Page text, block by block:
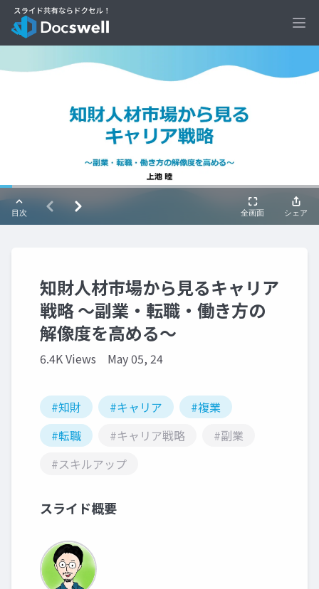
知財人材市場から見るキャリア
戦略 ～副業・転職・働き方の
解像度を高める～
6.4K Views May 05, 24
#知財 #キャリア
#複業
#転職
#キャリア戦略
#副業
#スキルアップ
スライド概要